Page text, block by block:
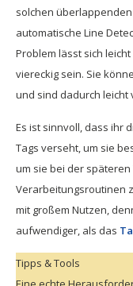
solchen
automatische Line
Problem lässt sich
viereckig sein. Sie
und sind dadurch
Es ist sinnvoll, dass ihr
Tags verseht, um sie
um sie bei der
Verarbeitungsroutinen
mit großem Nutzen,
aufwendiger, als das
Tipps & Tools